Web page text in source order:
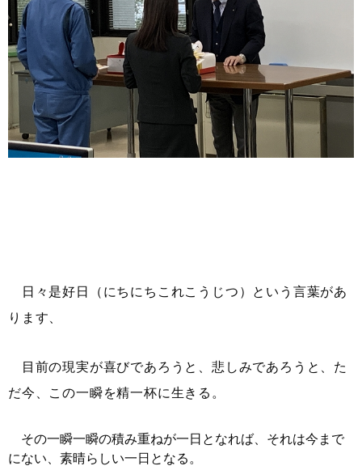
日々是好日（にちにちこれこうじつ）という言葉があ
ります、
目前の現実が喜びであろうと、悲しみであろうと、た
だ今、この一瞬を精一杯に生きる。
その一瞬一瞬の積み重ねが一日となれば、それは今まで
にない、素晴らしい一日となる。